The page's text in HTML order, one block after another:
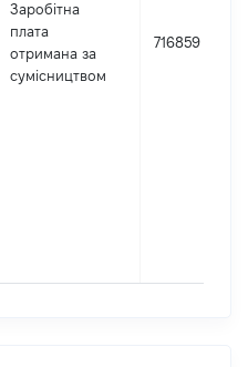
Заробітна
плата
отримана за
сумісництвом
716859